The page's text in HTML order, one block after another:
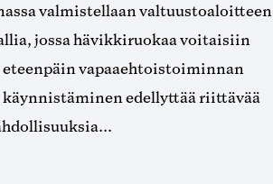
valmistellaan valtuustoaloitteen
jossa hävikkiruokaa voitaisiin
eteenpäin vapaaehtoistoiminnan
edellyttää riittävää